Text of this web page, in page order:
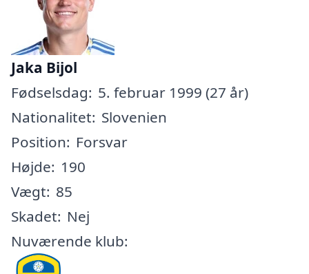
Jaka Bijol
Fødselsdag: 5. februar 1999 (27 år)
Nationalitet: Slovenien
Position: Forsvar
Højde: 190
Vægt: 85
Skadet: Nej
Nuværende klub: